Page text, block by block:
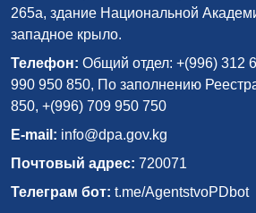
265а, здание Национальной
западное крыло.
Телефон: Общий отдел: +(996) 312
990 950 850, По заполнению
850, +(996) 709 950 750
E-mail: info@dpa.gov.kg
Почтовый адрес: 720071
Телеграм бот: t.me/AgentstvoPDbot